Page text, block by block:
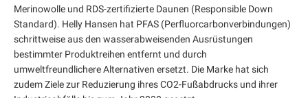
Merinowolle und RDS-zertifizierte Daunen (Responsible Down
Standard). Helly Hansen hat PFAS (Perfluorcarbonverbindungen)
schrittweise aus den wasserabweisenden Ausrüstungen
bestimmter Produktreihen entfernt und durch
umweltfreundlichere Alternativen ersetzt. Die Marke hat sich
zudem Ziele zur Reduzierung ihres CO2-Fußabdrucks und ihrer